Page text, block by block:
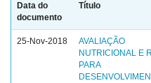
Data do
documento
Título
25-Nov-2018
AVALIAÇÃO
NUTRICIONAL E
PARA